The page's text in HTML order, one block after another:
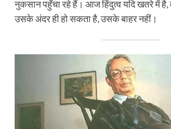
नुकसान पहुँचा रहे हैं। आज हिंदुत्व यदि खतरे में
उसके अंदर ही हो सकता है, उसके बाहर नहीं।